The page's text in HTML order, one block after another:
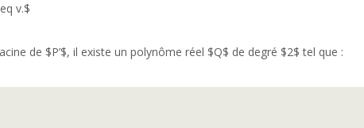
v.$
de $P’$, il existe un polynôme réel $Q$ de degré $2$ tel que :